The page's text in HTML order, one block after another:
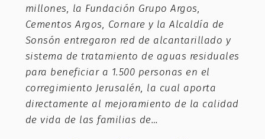
millones, la Fundación Grupo Argos,
Cementos Argos, Cornare y la Alcaldía de
Sonsón entregaron red de alcantarillado y
sistema de tratamiento de aguas residuales
para beneficiar a 1.500 personas en el
corregimiento Jerusalén, la cual aporta
directamente al mejoramiento de la calidad
de vida de las familias de…